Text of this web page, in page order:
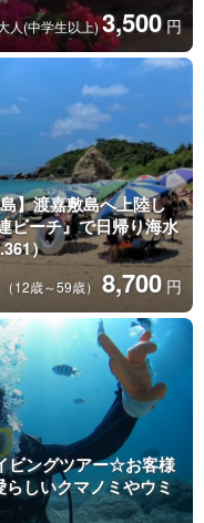
人(中学生以上)3,500 円
】渡嘉敷島へ上陸し
ビーチ』で日帰り海水
）
12歳～59歳） 8,700 円
ビングツアー☆お客様
しいクマノミやウミ